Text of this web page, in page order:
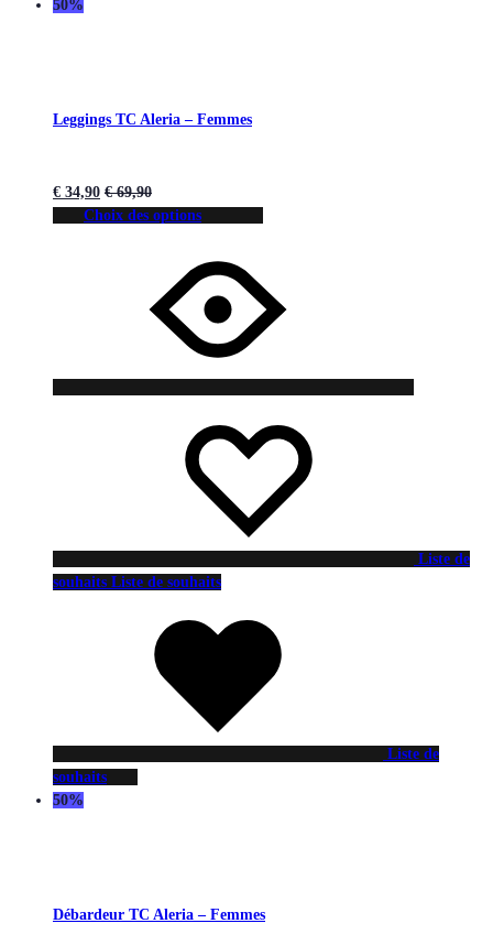
50%
Leggings TC Aleria – Femmes
€ 34,90 €69,90
Choix des options
Liste de
souhaits Liste de souhaits
Liste de
souhaits
50%
Débardeur TC Aleria – Femmes